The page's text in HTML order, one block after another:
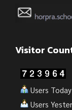
Visitor
Users
Users